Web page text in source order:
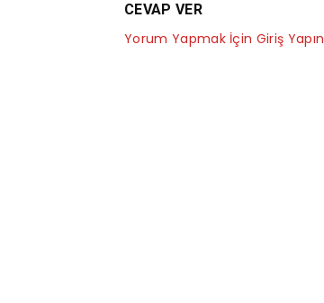
CEVAP VER
Yorum Yapmak İçin Giriş Yapın